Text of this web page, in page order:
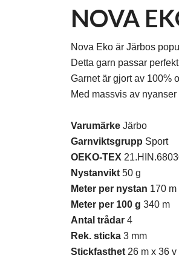
NOVA
Nova Eko är Järbos
Detta garn passar
Garnet är gjort av 100%
Med massvis av
Varumärke Järbo
Garnviktsgrupp Sport
OEKO-TEX
Nystanvikt 50 g
Meter per nystan 170 m
Meter per 100 g 340 m
Antal trådar 4
Rek. sticka 3 mm
Stickfasthet 26 m x 36 v